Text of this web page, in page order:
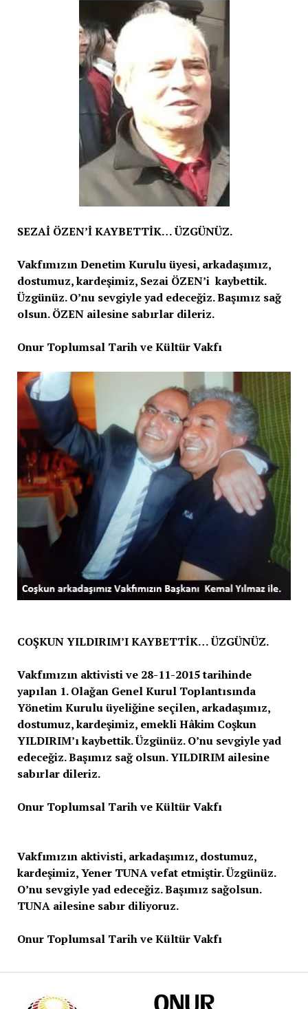
SEZAİ ÖZEN’İ KAYBETTİK… ÜZGÜNÜZ.
Vakfımızın Denetim Kurulu üyesi, arkadaşımız,
dostumuz, kardeşimiz, Sezai ÖZEN’i kaybettik.
Üzgünüz. O’nu sevgiyle yad edeceğiz. Başımız sağ
olsun. ÖZEN ailesine sabırlar dileriz.
Onur Toplumsal Tarih ve Kültür Vakfı
COŞKUN YILDIRIM’I KAYBETTİK… ÜZGÜNÜZ.
Vakfımızın aktivisti ve 28-11-2015 tarihinde
yapılan 1. Olağan Genel Kurul Toplantısında
Yönetim Kurulu üyeliğine seçilen, arkadaşımız,
dostumuz, kardeşimiz, emekli Hâkim Coşkun
YILDIRIM’ı kaybettik. Üzgünüz. O’nu sevgiyle yad
edeceğiz. Başımız sağ olsun. YILDIRIM ailesine
sabırlar dileriz.
Onur Toplumsal Tarih ve Kültür Vakfı
Vakfımızın aktivisti, arkadaşımız, dostumuz,
kardeşimiz, Yener TUNA vefat etmiştir. Üzgünüz.
O’nu sevgiyle yad edeceğiz. Başımız sağolsun.
TUNA ailesine sabır diliyoruz.
Onur Toplumsal Tarih ve Kültür Vakfı